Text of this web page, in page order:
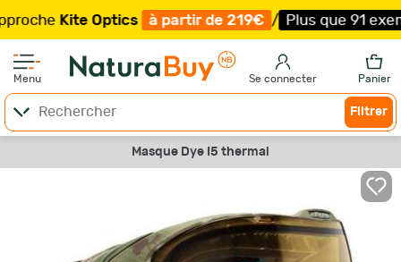
Kite Optics à partir de 219€ / Plus que 91
Menu Se connecter Panier
Filtrer
Masque Dye I5 thermal